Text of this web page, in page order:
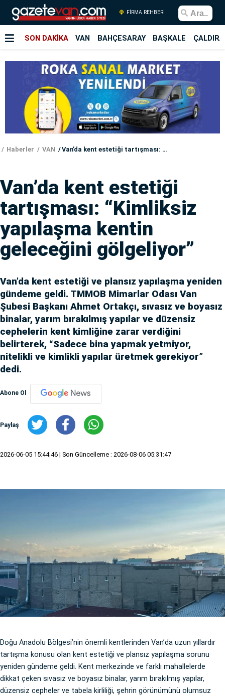
FİRMA REHBERİ
SON DAKİKA VAN BAHÇESARAY BAŞKALE
Haberler VAN Van’da kent estetiği tartışması: “Kimliksiz yapılaşma kentin geleceğini gölgeliyor”
Van’da kent estetiği
tartışması: “Kimliksiz
yapılaşma kentin
geleceğini gölgeliyor”
Van’da kent estetiği ve plansız yapılaşma yeniden
gündeme geldi. TMMOB Mimarlar Odası Van
Şubesi Başkanı Ahmet Ortakçı, sıvasız ve boyasız
binalar, yarım bırakılmış yapılar ve düzensiz
cephelerin kent kimliğine zarar verdiğini
belirterek, “Sadece bina yapmak yetmiyor,
nitelikli ve kimlikli yapılar üretmek gerekiyor”
dedi.
Abone Ol
Paylaş
2026-06-05 15:44:46 | Son Güncelleme : 2026-08-06 05:31:47
Doğu Anadolu Bölgesi’nin önemli kentlerinden Van’da uzun yıllardır
tartışma konusu olan kent estetiği ve plansız yapılaşma sorunu
yeniden gündeme geldi. Kent merkezinde ve farklı mahallelerde
dikkat çeken sıvasız ve boyasız binalar, yarım bırakılmış yapılar,
düzensiz cepheler ve tabela kirliliği, şehrin görünümünü olumsuz